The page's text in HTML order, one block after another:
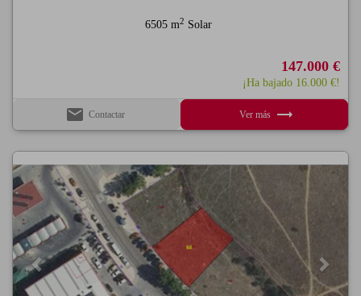
6505 m2 Solar
147.000 €
¡Ha bajado 16.000 €!
email Contactar Ver más trending_flat
Next